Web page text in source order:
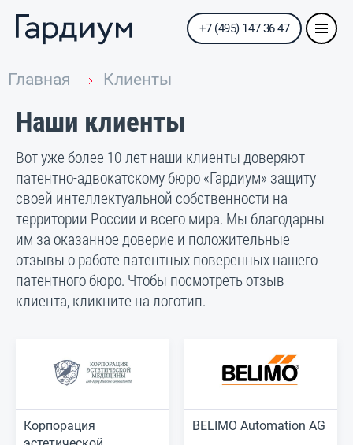
+7 (495) 147 36 47
Главная Клиенты
Наши клиенты
Вот уже более 10 лет наши клиенты доверяют
патентно-адвокатскому бюро «Гардиум» защиту
своей интеллектуальной собственности на
территории России и всего мира. Мы благодарны
им за оказанное доверие и положительные
отзывы о работе патентных поверенных нашего
патентного бюро. Чтобы посмотреть отзыв
клиента, кликните на логотип.
Корпорация
BELIMO Automation AG